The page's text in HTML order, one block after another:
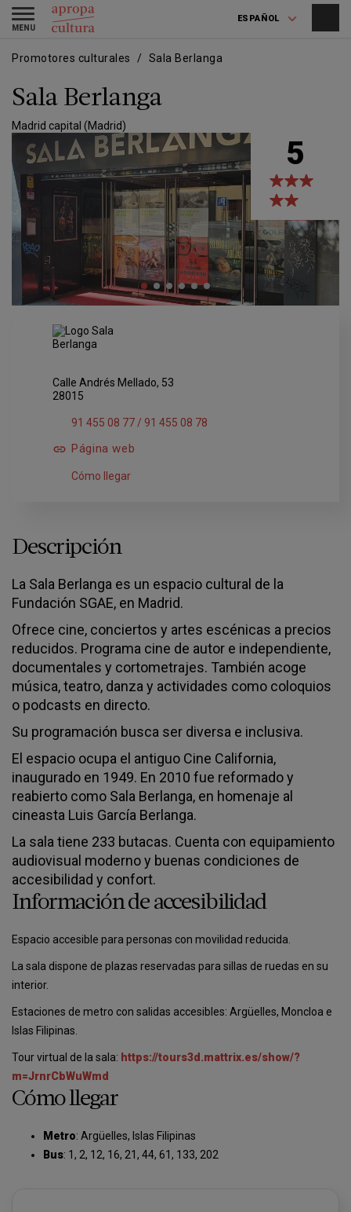
Pasar
contenido
Skip
main
ESPAÑOL
Toggle
navigation
Promotores culturales Sala Berlanga
Sala Berlanga
Madrid capital (Madrid)
5
Calle Andrés Mellado, 53
28015
91 455 08 77 / 91 455 08 78
Página web
Cómo llegar
Descripción
La Sala Berlanga es un espacio cultural de la
Fundación SGAE, en Madrid.
Ofrece cine, conciertos y artes escénicas a precios
reducidos. Programa cine de autor e independiente,
documentales y cortometrajes. También acoge
música, teatro, danza y actividades como coloquios
o podcasts en directo.
Su programación busca ser diversa e inclusiva.
El espacio ocupa el antiguo Cine California,
inaugurado en 1949. En 2010 fue reformado y
reabierto como Sala Berlanga, en homenaje al
cineasta Luis García Berlanga.
La sala tiene 233 butacas. Cuenta con equipamiento
audiovisual moderno y buenas condiciones de
accesibilidad y confort.
Información de accesibilidad
Espacio accesible para personas con movilidad reducida.
La sala dispone de plazas reservadas para sillas de ruedas en su
interior.
Estaciones de metro con salidas accesibles: Argüelles, Moncloa e
Islas Filipinas.
Tour virtual de la sala: https://tours3d.mattrix.es/show/?
m=JrnrCbWuWmd
Cómo llegar
Metro: Argüelles, Islas Filipinas
Bus: 1, 2, 12, 16, 21, 44, 61, 133, 202